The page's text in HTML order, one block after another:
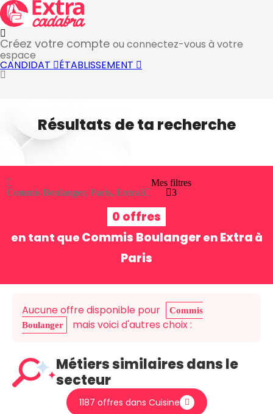
Créez votre compte ou connectez-vous à votre
espace
CANDIDAT ÉTABLISSEMENT
Résultats de ta recherche
Commis Boulanger, Paris, Extra3
Mes filtres
3
0 offres
en tant que Commis Boulanger en Extra à
Paris
Aucune offre disponible pour
Commis
Boulanger
mais voici d'autres choix :
Métiers similaires dans le
secteur
1187 offres dans Cuisine